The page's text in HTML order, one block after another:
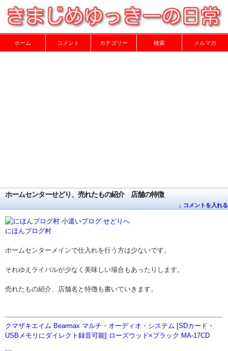
ホーム コメント カテゴリー 検索 メルマガ
ホームセンターせどり、売れたもの紹介 店舗の特徴
↓ コメントを入れる
にほんブログ村
ホームセンターメインで仕入れを行う方は少ないです。
それゆえライバルが少なく美味しい場合もあったりします。
売れたもの紹介、店舗名と特徴も書いていきます。
クマザキエイム Bearmax マルチ・オーディオ・システム [SDカード・
USBメモリにダイレクト録音可能] ローズウッド×ブラック MA-17CD